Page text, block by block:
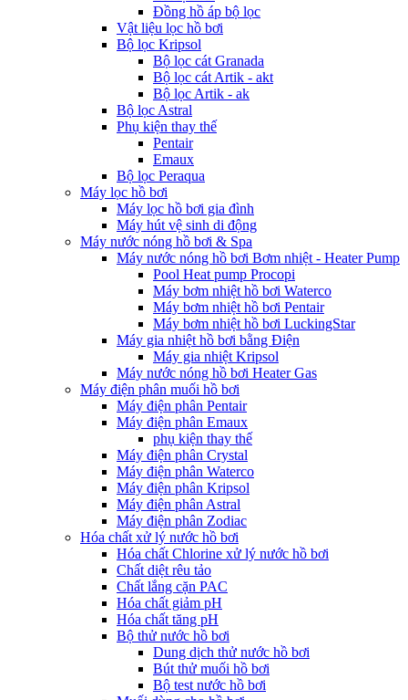
Đồng hồ áp bộ lọc
Vật liệu lọc hồ bơi
Bộ lọc Kripsol
Bộ lọc cát Granada
Bộ lọc cát Artik - akt
Bộ lọc Artik - ak
Bộ lọc Astral
Phụ kiện thay thế
Pentair
Emaux
Bộ lọc Peraqua
Máy lọc hồ bơi
Máy lọc hồ bơi gia đình
Máy hút vệ sinh di động
Máy nước nóng hồ bơi & Spa
Máy nước nóng hồ bơi Bơm nhiệt - Heater Pump
Pool Heat pump Procopi
Máy bơm nhiệt hồ bơi Waterco
Máy bơm nhiệt hồ bơi Pentair
Máy bơm nhiệt hồ bơi LuckingStar
Máy gia nhiệt hồ bơi bằng Điện
Máy gia nhiệt Kripsol
Máy nước nóng hồ bơi Heater Gas
Máy điện phân muối hồ bơi
Máy điện phân Pentair
Máy điện phân Emaux
phụ kiện thay thế
Máy điện phân Crystal
Máy điện phân Waterco
Máy điện phân Kripsol
Máy điện phân Astral
Máy điện phân Zodiac
Hóa chất xử lý nước hồ bơi
Hóa chất Chlorine xử lý nước hồ bơi
Chất diệt rêu tảo
Chất lắng cặn PAC
Hóa chất giảm pH
Hóa chất tăng pH
Bộ thử nước hồ bơi
Dung dịch thử nước hồ bơi
Bút thử muối hồ bơi
Bộ test nước hồ bơi